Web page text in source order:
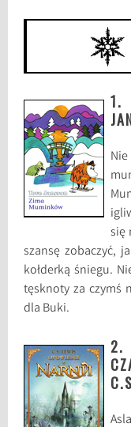
1.
się
szansę zobaczyć,
kołderką śniegu.
tęsknoty za czymś
dla Buki.
2.